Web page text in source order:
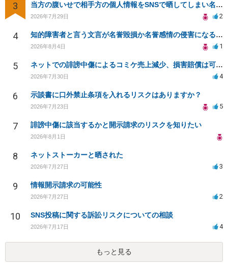
3 当方の腹いせで相手方の個人情報をSNSで晒してしまい名誉毀損させてしまったかもしれない
2026年7月29日 2
4 知的障害者と言う文言が名誉毀損か名誉感情の侵害になるか教えてほしい。
2026年8月4日 1
5 ネットでの誹謗中傷によるコミケ売上減少、損害賠償は可能か？
2026年7月30日 4
6 示談書に口外禁止条項を入れるリスクはありますか？
2026年7月23日 5
7 誹謗中傷に該当するかと開示請求のリスクを知りたい
2026年8月1日
8 ネットストーカーと晒された
2026年7月27日 3
9 情報開示請求の可能性
2026年7月27日 2
10 SNS投稿に関する訴訟リスクについての相談
2026年7月17日 4
もっと見る